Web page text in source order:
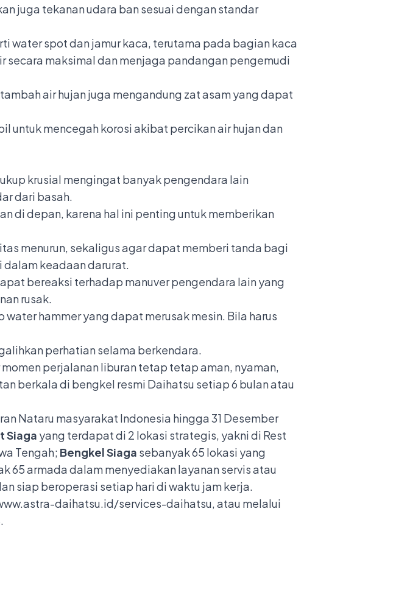
juga tekanan udara ban sesuai dengan standar
water spot dan jamur kaca, terutama pada bagian kaca
maksimal dan menjaga pandangan pengemudi
air hujan juga mengandung zat asam yang dapat
untuk mencegah korosi akibat percikan air hujan dan
krusial mengingat banyak pengendara lain
dari basah.
di depan, karena hal ini penting untuk memberikan
menurun, sekaligus agar dapat memberi tanda bagi
dalam keadaan darurat.
bereaksi terhadap manuver pengendara lain yang
rusak.
hammer yang dapat merusak mesin. Bila harus
perhatian selama berkendara.
perjalanan liburan tetap tetap aman, nyaman,
berkala di bengkel resmi Daihatsu setiap 6 bulan atau
Nataru masyarakat Indonesia hingga 31 Desember
Siaga yang terdapat di 2 lokasi strategis, yakni di Rest
Tengah; Bengkel Siaga sebanyak 65 lokasi yang
65 armada dalam menyediakan layanan servis atau
siap beroperasi setiap hari di waktu jam kerja.
daihatsu.id/services-daihatsu, atau melalui